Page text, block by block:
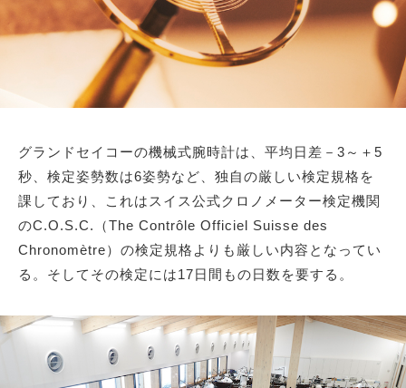
グランドセイコーの機械式腕時計は、平均日差－3～＋5
秒、検定姿勢数は6姿勢など、独自の厳しい検定規格を
課しており、これはスイス公式クロノメーター検定機関
のC.O.S.C.（The Contrôle Officiel Suisse des
Chronomètre）の検定規格よりも厳しい内容となってい
る。そしてその検定には17日間もの日数を要する。